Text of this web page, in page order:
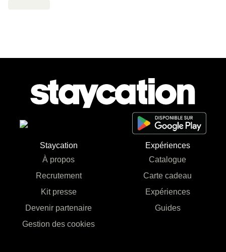
Staycation
À propos
Recrutement
Kit presse
Devenir partenaire
Gestion des cookies
Expériences
Catalogue
Carte cadeau
Expériences
Guides